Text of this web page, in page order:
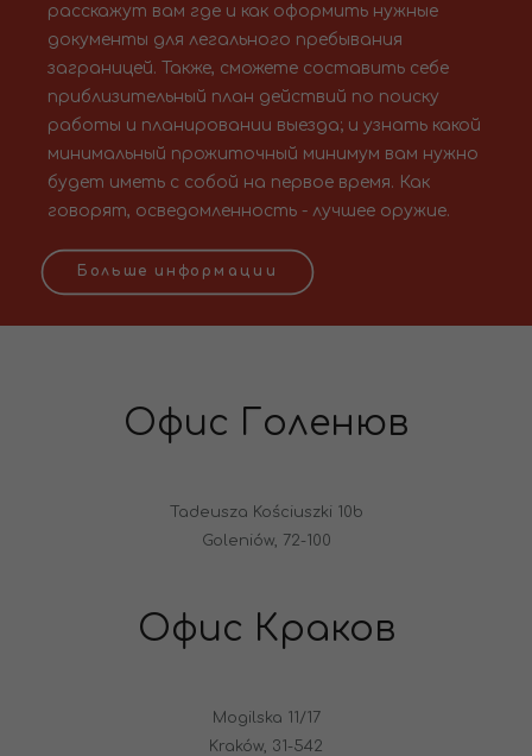
расскажут вам где и как оформить нужные
документы для легального пребывания
заграницей. Также, сможете составить себе
приблизительный план действий по поиску
работы и планировании выезда; и узнать какой
минимальный прожиточный минимум вам нужно
будет иметь с собой на первое время. Как
говорят, осведомленность - лучшее оружие.
Больше информации
Офис Голенюв
Tadeusza Kościuszki 10b
Goleniów, 72-100
Офис Краков
Mogilska 11/17
Kraków, 31-542